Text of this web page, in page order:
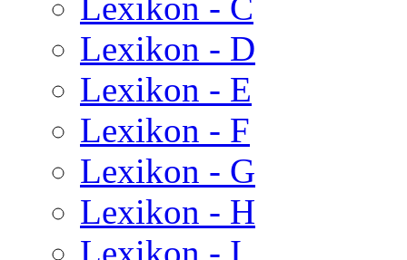
Lexikon - D
Lexikon - E
Lexikon - F
Lexikon - G
Lexikon - H